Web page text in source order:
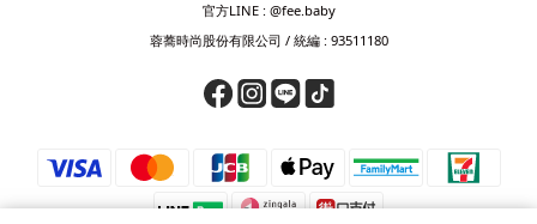
官方LINE : @fee.baby
蓉蕎時尚股份有限公司 / 統編 : 93511180